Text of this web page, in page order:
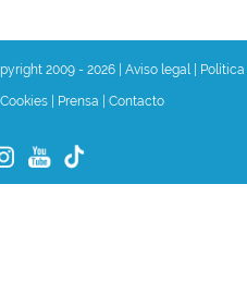
2009 - 2026 Aviso legal| Política
Prensa Contacto